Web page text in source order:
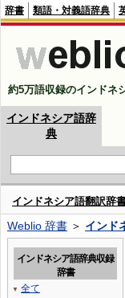
辞書 類語・対義語辞典
約5万語収録のインドネ
インドネシア語辞
典
インドネシア語翻訳辞
Weblio 辞書 ＞ インド
インドネシア語辞典収録
辞書
▼ 全て